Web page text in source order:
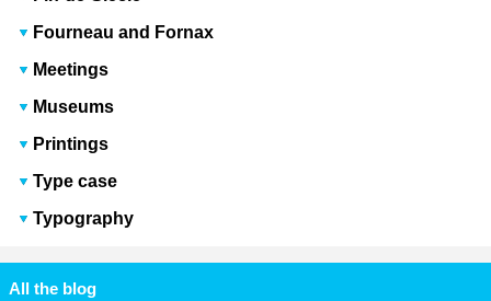
Fourneau and Fornax
Meetings
Museums
Printings
Type case
Typography
All the blog